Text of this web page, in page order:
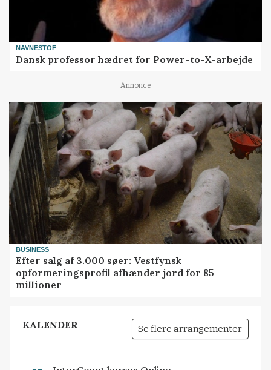
NAVNESTOF
Dansk professor hædret for Power-to-X-arbejde
Annonce
BUSINESS
Efter salg af 3.000 søer: Vestfynsk
opformeringsprofil afhænder jord for 85
millioner
KALENDER Se flere arrangementer